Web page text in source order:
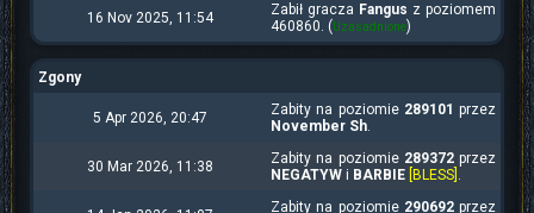
16 Nov 2025, 11:54 Zabił gracza Fangus z poziomem
460860. ( Uzasadnione)
Zgony
5 Apr 2026, 20:47 Zabity na poziomie 289101 przez
November Sh.
30 Mar 2026, 11:38 Zabity na poziomie 289372przez
NEGATYW i BARBIE [BLESS] .
Zabity na poziomie 290692przez